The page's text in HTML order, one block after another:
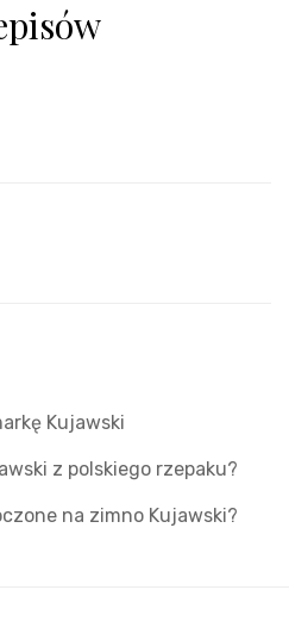
Kujawski
z polskiego rzepaku?
na zimno Kujawski?